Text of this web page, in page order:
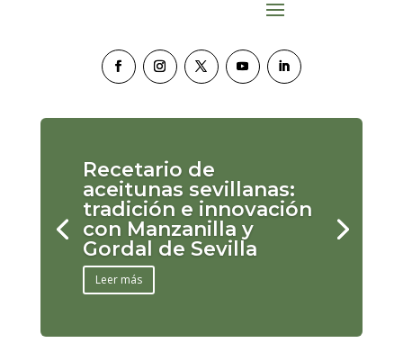
Recetario de
aceitunas sevillanas:
tradición e innovación
con Manzanilla y
Gordal de Sevilla
Leer más